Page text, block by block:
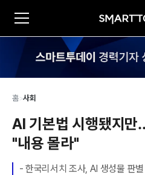
홈>사회
AI 기본법 시행됐지
"내용 몰라"
- 한국리서치 조사, AI 생성물 판